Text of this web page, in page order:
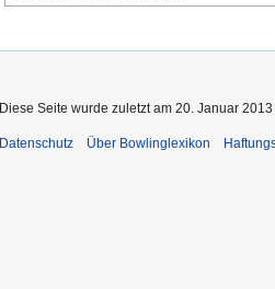
Diese Seite wurde zuletzt am 20. Januar
Datenschutz Über Bowlinglexikon